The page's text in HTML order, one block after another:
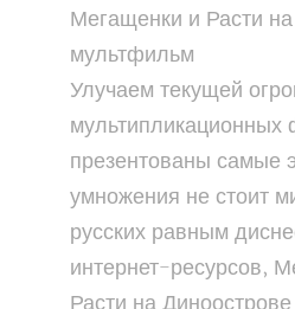
Мегащенки и Расти
мультфильм
Улучаем текущей
презентованы самые
умножения не стоит
русских равным
интернет-ресурсов,